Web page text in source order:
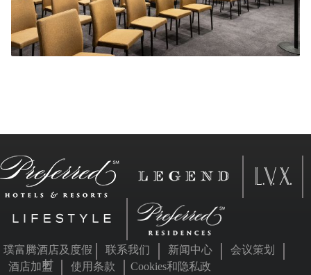
璞富腾酒店及度假
村
联系我们 新闻中心
会议策划
酒店加盟
使用条款
Cookies和隐私政